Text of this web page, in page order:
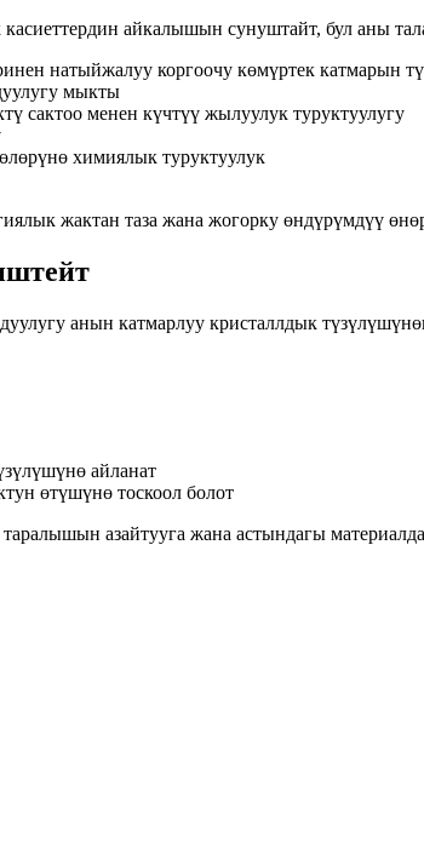
айкалышын сунуштайт, бул аны
натыйжалуу коргоочу көмүртек катмарын
мыкты
сактоо менен күчтүү жылуулук туруктуулугу
химиялык туруктуулук
жактан таза жана жогорку өндүрүмдүү
анын катмарлуу кристаллдык
айланат
өтүшүнө тоскоол болот
азайтууга жана астындагы